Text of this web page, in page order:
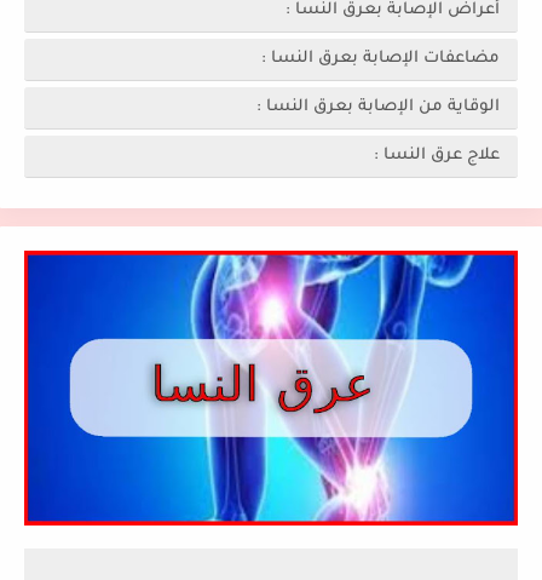
أعراض الإصابة بعرق النسا :
مضاعفات الإصابة بعرق النسا :
الوقاية من الإصابة بعرق النسا :
علاج عرق النسا :